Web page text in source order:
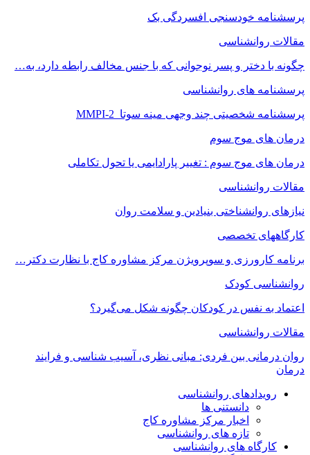
پرسشنامه خودسنجی افسردگی بک
مقالات روانشناسی
چگونه با دختر و پسر نوجوانی که با جنس مخالف رابطه دارد، به…
پرسشنامه های روانشناسی
پرسشنامه شخصیتی چند وجهی مینه سوتا MMPI-2
درمان های موج سوم
درمان های موج سوم : تغییر پارادایمی یا تحول تکاملی
مقالات روانشناسی
نیازهای روانشناختی بنیادین و سلامت روان
کارگاههای تخصصی
برنامه کارورزی و سوپرویژن مرکز مشاوره کاج با نظارت دکتر…
روانشناسی کودک
اعتماد به‌ نفس در کودکان چگونه شکل می‌گیرد؟
مقالات روانشناسی
روان درمانی بین فردی: مبانی نظری، آسیب شناسی و فرایند
درمان
رویدادهای روانشناسی
دانستنی ها
اخبار مرکز مشاوره کاج
تازه های روانشناسی
کارگاه های روانشناسی